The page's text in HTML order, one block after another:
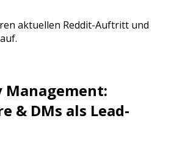
aktuellen Reddit-Auftritt und
& DMs als Lead-